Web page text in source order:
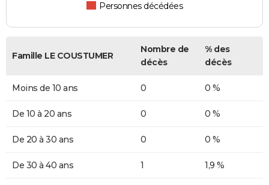
Personnes décédées
Famille LE COUSTUMER
Nombre de
décès
% des
décès
Moins de 10 ans 0 0 %
De 10 à 20 ans 0 0 %
De 20 à 30 ans 0 0 %
De 30 à 40 ans 1 1,9 %